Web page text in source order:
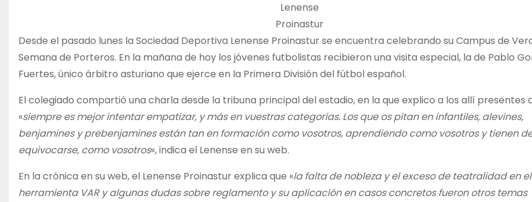
Lenense
Proinastur
Desde el pasado lunes la Sociedad Deportiva Lenense Proinastur se encuentra celebrando su Campus de
Semana de Porteros. En la mañana de hoy los jóvenes futbolistas recibieron una visita especial, la de Pablo
Fuertes, único árbitro asturiano que ejerce en la Primera División del fútbol español.
El colegiado compartió una charla desde la tribuna principal del estadio, en la que explico a los allí presentes
«siempre es mejor intentar empatizar, y más en vuestras categorías. Los que os pitan en infantiles, alevines,
benjamines y prebenjamines están tan en formación como vosotros, aprendiendo como vosotros y tienen
equivocarse, como vosotros«, indica el Lenense en su web.
En la crónica en su web, el Lenense Proinastur explica que «la falta de nobleza y el exceso de teatralidad en
herramienta VAR y algunas dudas sobre reglamento y su aplicación en casos concretos fueron otros temas